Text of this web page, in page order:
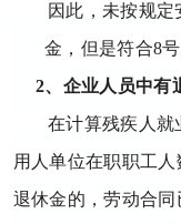
因此，未按规定
金，但是符合8
2、企业人员中有
在计算残疾人就
用人单位在职职工
退休金的，劳动合